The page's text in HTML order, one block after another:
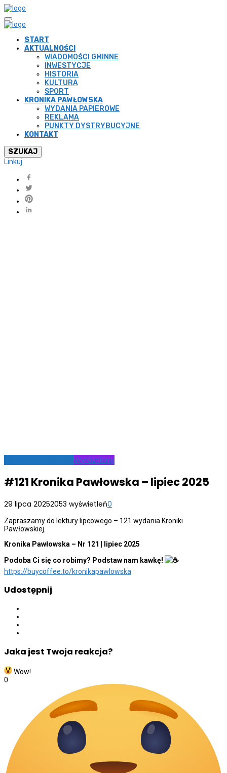
START
AKTUALNOŚCI
WIADOMOŚCI GMINNE
INWESTYCJE
HISTORIA
KULTURA
SPORT
KRONIKA PAWŁOWSKA
WYDANIA PAPIEROWE
REKLAMA
PUNKTY DYSTRYBUCYJNE
KONTAKT
SZUKAJ
Linkuj
Wyróżniony
#121 Kronika Pawłowska – lipiec 2025
29 lipca 20252053 wyświetleń0
Zapraszamy do lektury lipcowego – 121 wydania Kroniki
Pawłowskiej.
Kronika Pawłowska – Nr 121 | lipiec 2025
Podoba Ci się co robimy? Podstaw nam kawkę!
https://buycoffee.to/kronikapawlowska
Udostępnij
Jaka jest Twoja reakcja?
Wow!
0